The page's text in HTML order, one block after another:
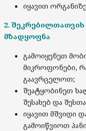
იყავით
2.
მზადყოფნა
გამოიყენეთ
მიკროფონები,
გაავრცელოთ;
შეატყობინეთ
შესახებ და
იყავით მშვიდი
გამოიწვიოთ